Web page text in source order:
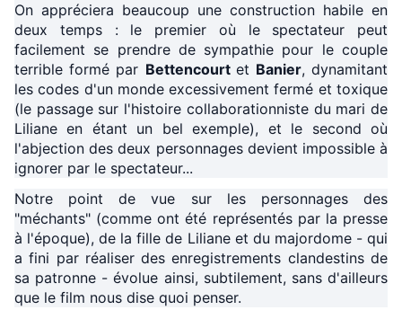
On appréciera beaucoup une construction habile en
deux temps : le premier où le spectateur peut
facilement se prendre de sympathie pour le couple
terrible formé par Bettencourt et Banier, dynamitant
les codes d'un monde excessivement fermé et toxique
(le passage sur l'histoire collaborationniste du mari de
Liliane en étant un bel exemple), et le second où
l'abjection des deux personnages devient impossible à
ignorer par le spectateur...
Notre point de vue sur les personnages des
"méchants" (comme ont été représentés par la presse
à l'époque), de la fille de Liliane et du majordome - qui
a fini par réaliser des enregistrements clandestins de
sa patronne - évolue ainsi, subtilement, sans d'ailleurs
que le film nous dise quoi penser.